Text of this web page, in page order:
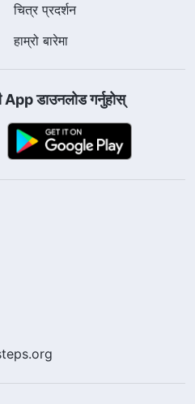
चित्र प्रदर्शन
हाम्रो बारेमा
App डाउनलोड गर्नुहोस्